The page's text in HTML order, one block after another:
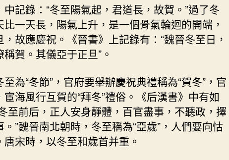
國
作
家
網〉
中記錄：“冬至陽氣起，君道長，故賀。”過了冬
一天長，陽氣上升，是一個骨氣輪迴的開端，
故應慶祝。《晉書》上記錄有：“魏晉冬至日，
賀。其儀亞于正旦”。
為“冬節”，官府要舉辦慶祝典禮稱為“賀冬”，官
海風行互賀的“拜冬”禮俗。《后漢書》中有如
至前后，正人安身靜體，百官盡事，不聽政，擇
”魏晉南北朝時，冬至稱為“亞歲”，人們要向怙
宋時，以冬至和歲首并重。